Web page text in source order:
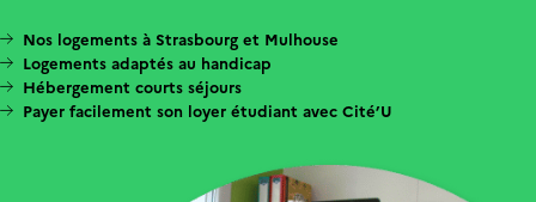
Nos logements à Strasbourg et Mulhouse
Logements adaptés au handicap
Hébergement courts séjours
Payer facilement son loyer étudiant avec Cité’U